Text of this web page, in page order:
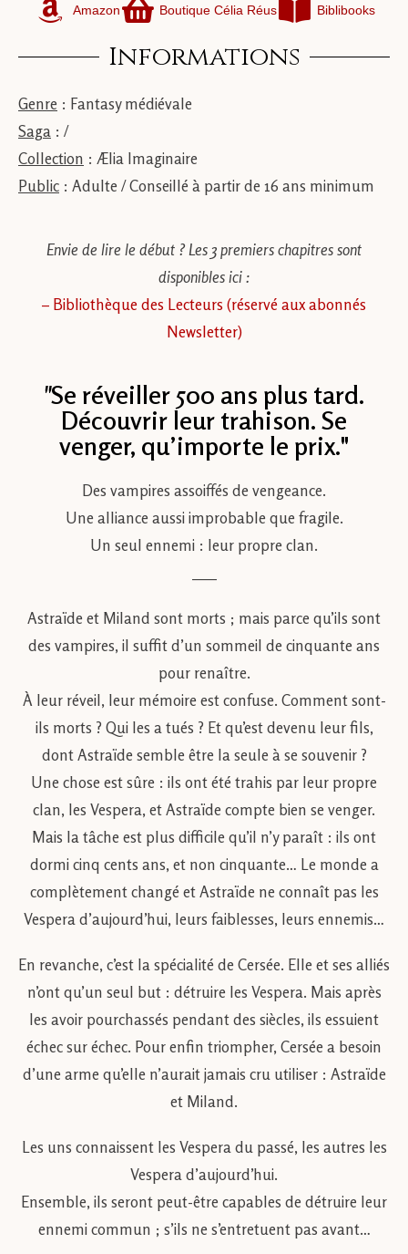
Amazon Boutique Célia Réus Biblibooks
Informations
Genre : Fantasy médiévale
Saga : /
Collection : Ælia Imaginaire
Public : Adulte / Conseillé à partir de 16 ans minimum
Envie de lire le début ? Les 3 premiers chapitres sont
disponibles ici :
– Bibliothèque des Lecteurs (réservé aux abonnés
Newsletter)
"Se réveiller 500 ans plus tard.
Découvrir leur trahison. Se
venger, qu’importe le prix."
Des vampires assoiffés de vengeance.
Une alliance aussi improbable que fragile.
Un seul ennemi : leur propre clan.
Astraïde et Miland sont morts ; mais parce qu’ils sont
des vampires, il suffit d’un sommeil de cinquante ans
pour renaître.
À leur réveil, leur mémoire est confuse. Comment sont-
ils morts ? Qui les a tués ? Et qu’est devenu leur fils,
dont Astraïde semble être la seule à se souvenir ?
Une chose est sûre : ils ont été trahis par leur propre
clan, les Vespera, et Astraïde compte bien se venger.
Mais la tâche est plus difficile qu’il n’y paraît : ils ont
dormi cinq cents ans, et non cinquante… Le monde a
complètement changé et Astraïde ne connaît pas les
Vespera d’aujourd’hui, leurs faiblesses, leurs ennemis…
En revanche, c’est la spécialité de Cersée. Elle et ses alliés
n’ont qu’un seul but : détruire les Vespera. Mais après
les avoir pourchassés pendant des siècles, ils essuient
échec sur échec. Pour enfin triompher, Cersée a besoin
d’une arme qu’elle n’aurait jamais cru utiliser : Astraïde
et Miland.
Les uns connaissent les Vespera du passé, les autres les
Vespera d’aujourd’hui.
Ensemble, ils seront peut-être capables de détruire leur
ennemi commun ; s’ils ne s’entretuent pas avant…